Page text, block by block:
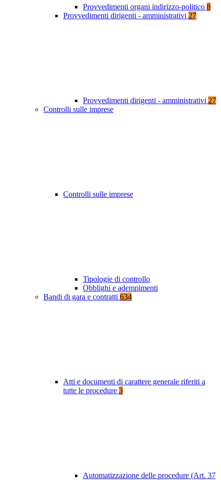
Provvedimenti organi indirizzo-politico 8
Provvedimenti dirigenti - amministrativi 27
Provvedimenti dirigenti - amministrativi 27
Controlli sulle imprese
Controlli sulle imprese
Tipologie di controllo
Obblighi e adempimenti
Bandi di gara e contratti 634
Atti e documenti di carattere generale riferiti a
tutte le procedure 3
Automatizzazione delle procedure (Art. 37